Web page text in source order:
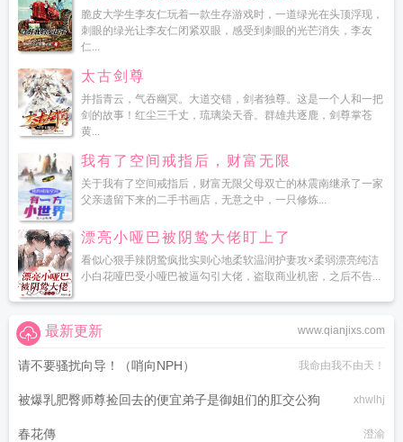
脆皮大学生李友仁玩着一款生存游戏时，一道绿光在头顶浮现，
刺眼的绿光让李友仁闭紧双眼，感受到刺眼的光芒消失，李友
仁...
太古剑尊
并指青云，气吞幽冥。大道交错，剑者独尊。这是一个人和一把
剑的故事！红尘三千丈，琉璃染天香。群雄共逐鹿，剑尊掌苍
黄...
我有了空间戒指后，财富无限
关于我有了空间戒指后，财富无限父母双亡的林震南继承了一家
父亲遗留下来的二手书画店，无意之中，一只修炼...
漂亮小哑巴被阴鸷大佬盯上了
看似心狠手辣阴鸷疯批实则心地柔软温润护妻攻×柔弱漂亮纯洁
小白花哑巴受小哑巴被逼勾引大佬，盗取商业机密，之后不告...
www.qianjixs.com
最新更新
请不要骚扰向导！（哨向NPH） 我命由我不由天！
被爆乳肥臀师尊捡回去的便宜弟子是御姐们的肛交公狗 xhwlhj
春花傳 澄渝